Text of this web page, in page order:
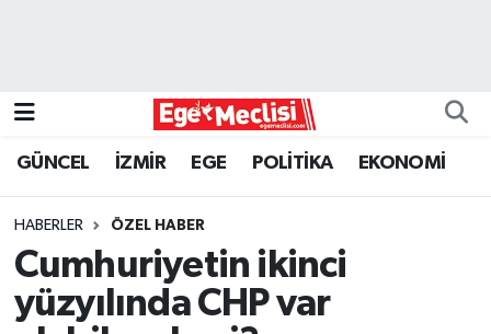
GÜNCEL İZMİR EGE POLİTİKA EKONOMİ
HABERLER ÖZEL HABER
Cumhuriyetin ikinci
yüzyılında CHP var
GÜNCEL
İZMİR
ÖZEL HABER